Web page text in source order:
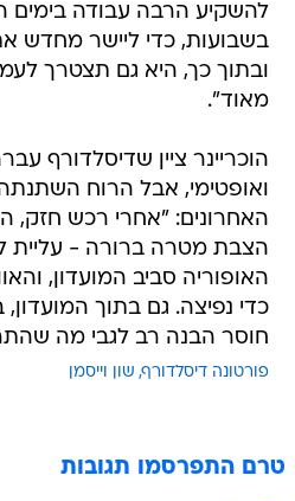
להשקיע הרבה עבודה בימים
בשבועות, כדי ליישר מחדש
ובתוך כך, היא גם תצטרך
מאוד".
הוכריינר ציין שדיסלדורף
ואופטימי, אבל הרוח השתנתה
האחרונים: "אחרי רכש חזק,
הצבת מטרה ברורה - עליית
האופוריה סביב המועדון,
כדי נפיצה. גם בתוך
חוסר הבנה רב לגבי מה
פורטונה דיסלדורף שון וייסמן
טרם התפרסמו תגובות